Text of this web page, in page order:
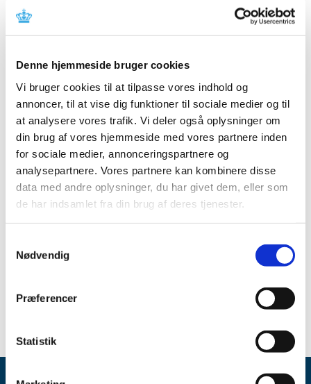
Denne hjemmeside bruger cookies
Vi bruger cookies til at tilpasse vores indhold og
annoncer, til at vise dig funktioner til sociale medier og til
at analysere vores trafik. Vi deler også oplysninger om
din brug af vores hjemmeside med vores partnere inden
for sociale medier, annonceringspartnere og
analysepartnere. Vores partnere kan kombinere disse
data med andre oplysninger, du har givet dem, eller som
de har indsamlet fra din brug af deres tjenester.
Nødvendig
Præferencer
Statistik
I 2008 skærpede Lægemiddelstyrelsen indsatsen mod
gammel håndkøbsmedicin i detailhandlen. Hvor det…
Lægemiddelstyrelsens resultatkontrakt 2009
| 3. juli 2009
Lægemiddelstyrelsen har indgået en resultatkontrakt
med Ministeriet for Sundhed og Forebyggelse, der…
Alle (8)
TID
2009 (8)
december (1)
juli (2)
marts (2)